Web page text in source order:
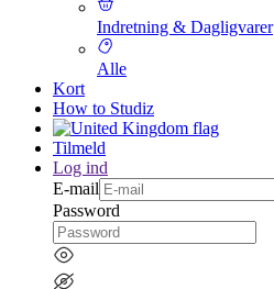
Indretning & Dagligvarer
Alle
Kort
How to Studiz
Tilmeld
Log ind
E-mail
Password